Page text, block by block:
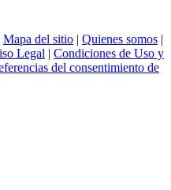
Mapa del sitio | Quienes somos |
Legal | Condiciones de Uso y
del consentimiento de